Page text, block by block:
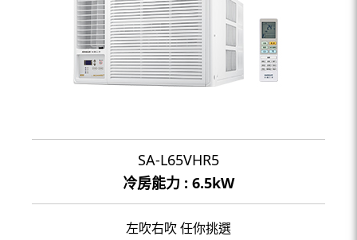
SA-L65VHR5
冷房能力 : 6.5kW
左吹右吹 任你挑選